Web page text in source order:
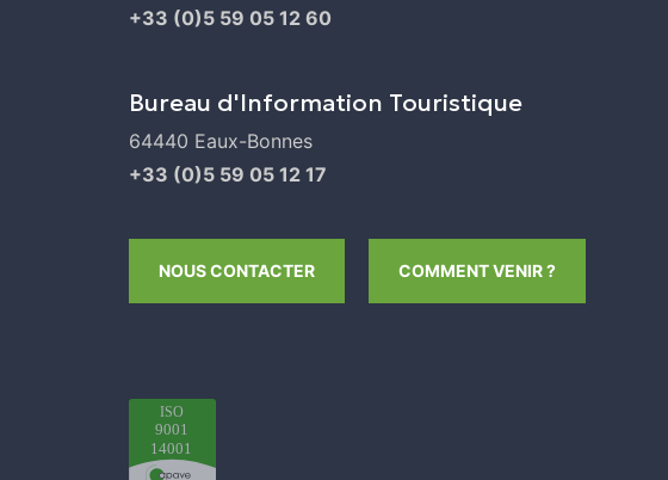
+33 (0)5 59 05 12 60
Bureau d'Information Touristique
64440 Eaux-Bonnes
+33 (0)5 59 05 12 17
NOUS CONTACTER COMMENT VENIR ?